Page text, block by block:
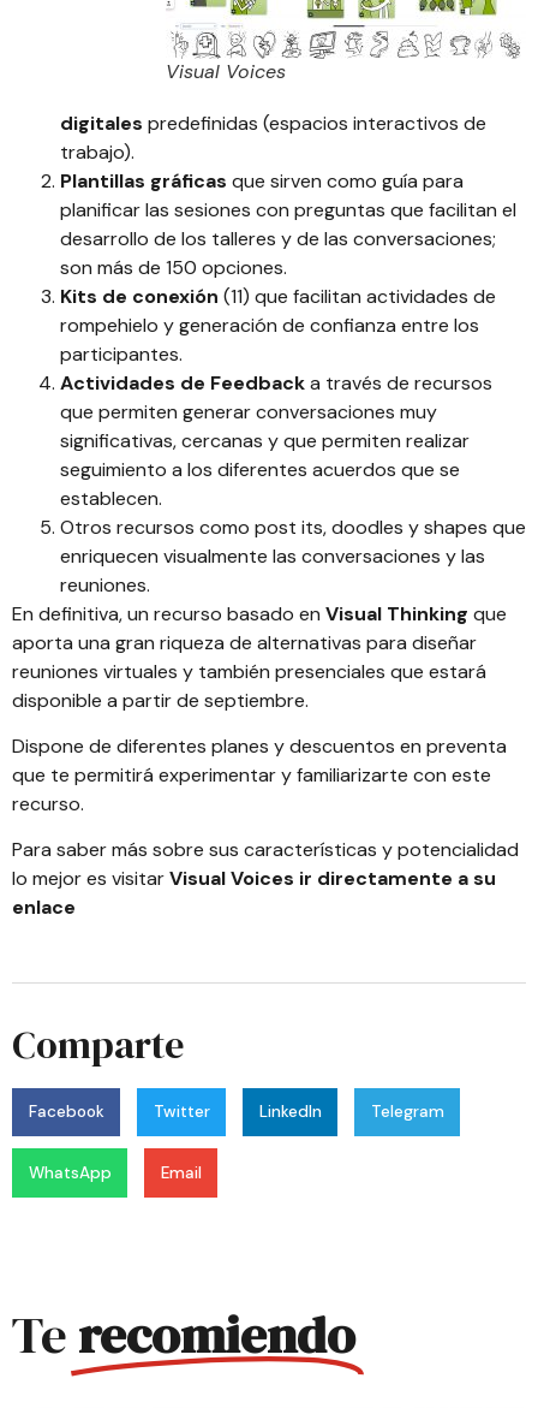
Visual Voices
digitales predefinidas (espacios interactivos de
trabajo).
Plantillas gráficas que sirven como guía para
planificar las sesiones con preguntas que facilitan el
desarrollo de los talleres y de las conversaciones;
son más de 150 opciones.
Kits de conexión (11) que facilitan actividades de
rompehielo y generación de confianza entre los
participantes.
Actividades de Feedbacka través de recursos
que permiten generar conversaciones muy
significativas, cercanas y que permiten realizar
seguimiento a los diferentes acuerdos que se
establecen.
Otros recursos como post its, doodles y shapes que
enriquecen visualmente las conversaciones y las
reuniones.
En definitiva, un recurso basado en Visual Thinking que
aporta una gran riqueza de alternativas para diseñar
reuniones virtuales y también presenciales que estará
disponible a partir de septiembre.
Dispone de diferentes planes y descuentos en preventa
que te permitirá experimentar y familiarizarte con este
recurso.
Para saber más sobre sus características y potencialidad
lo mejor es visitarVisual Voices ir directamente a su
enlace
Comparte
Facebook Twitter LinkedIn Telegram
WhatsApp Email
Terecomiendo